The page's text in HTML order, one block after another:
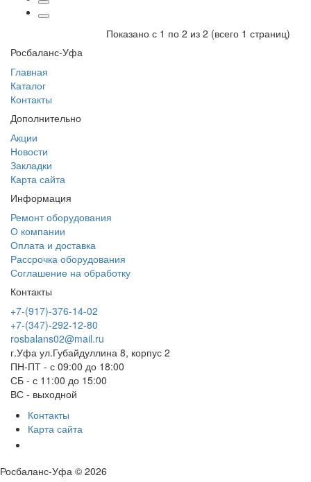
Показано с 1 по 2 из 2 (всего 1 страниц)
Росбаланс-Уфа
Главная
Каталог
Контакты
Дополнительно
Акции
Новости
Закладки
Карта сайта
Информация
Ремонт оборудования
О компании
Оплата и доставка
Рассрочка оборудования
Соглашение на обработку
Контакты
+7-(917)-376-14-02
+7-(347)-292-12-80
rosbalans02@mail.ru
г.Уфа ул.Губайдуллина 8, корпус 2
ПН-ПТ - с 09:00 до 18:00
СБ - с 11:00 до 15:00
ВС - выходной
Контакты
Карта сайта
Росбаланс-Уфа © 2026